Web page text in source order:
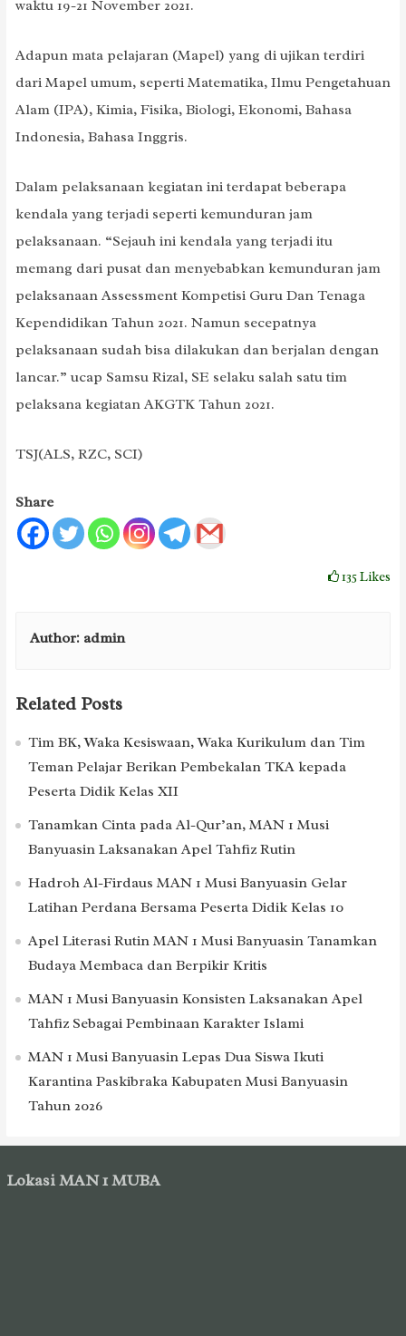
waktu 19-21 November 2021.
Adapun mata pelajaran (Mapel) yang di ujikan terdiri
dari Mapel umum, seperti Matematika, Ilmu Pengetahuan
Alam (IPA), Kimia, Fisika, Biologi, Ekonomi, Bahasa
Indonesia, Bahasa Inggris.
Dalam pelaksanaan kegiatan ini terdapat beberapa
kendala yang terjadi seperti kemunduran jam
pelaksanaan. “Sejauh ini kendala yang terjadi itu
memang dari pusat dan menyebabkan kemunduran jam
pelaksanaan Assessment Kompetisi Guru Dan Tenaga
Kependidikan Tahun 2021. Namun secepatnya
pelaksanaan sudah bisa dilakukan dan berjalan dengan
lancar.” ucap Samsu Rizal, SE selaku salah satu tim
pelaksana kegiatan AKGTK Tahun 2021.
TSJ(ALS, RZC, SCI)
Share
135Likes
Author: admin
Related Posts
Tim BK, Waka Kesiswaan, Waka Kurikulum dan Tim
Teman Pelajar Berikan Pembekalan TKA kepada
Peserta Didik Kelas XII
Tanamkan Cinta pada Al-Qur’an, MAN 1 Musi
Banyuasin Laksanakan Apel Tahfiz Rutin
Hadroh Al-Firdaus MAN 1 Musi Banyuasin Gelar
Latihan Perdana Bersama Peserta Didik Kelas 10
Apel Literasi Rutin MAN 1 Musi Banyuasin Tanamkan
Budaya Membaca dan Berpikir Kritis
MAN 1 Musi Banyuasin Konsisten Laksanakan Apel
Tahfiz Sebagai Pembinaan Karakter Islami
MAN 1 Musi Banyuasin Lepas Dua Siswa Ikuti
Karantina Paskibraka Kabupaten Musi Banyuasin
Tahun 2026
Lokasi MAN 1 MUBA